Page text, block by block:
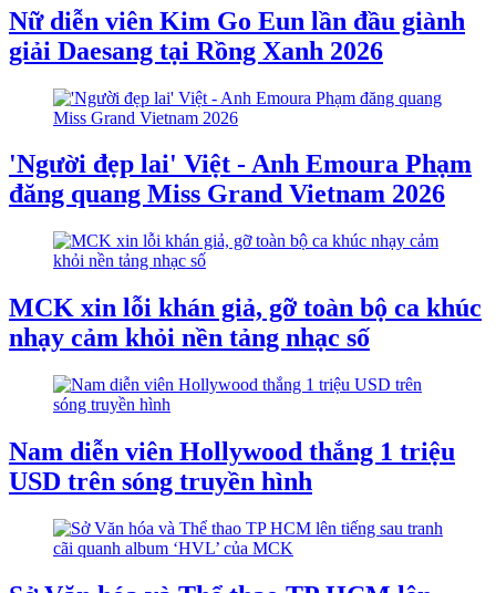
Nữ diễn viên Kim Go Eun lần đầu giành
giải Daesang tại Rồng Xanh 2026
'Người đẹp lai' Việt - Anh Emoura Phạm
đăng quang Miss Grand Vietnam 2026
MCK xin lỗi khán giả, gỡ toàn bộ ca khúc
nhạy cảm khỏi nền tảng nhạc số
Nam diễn viên Hollywood thắng 1 triệu
USD trên sóng truyền hình